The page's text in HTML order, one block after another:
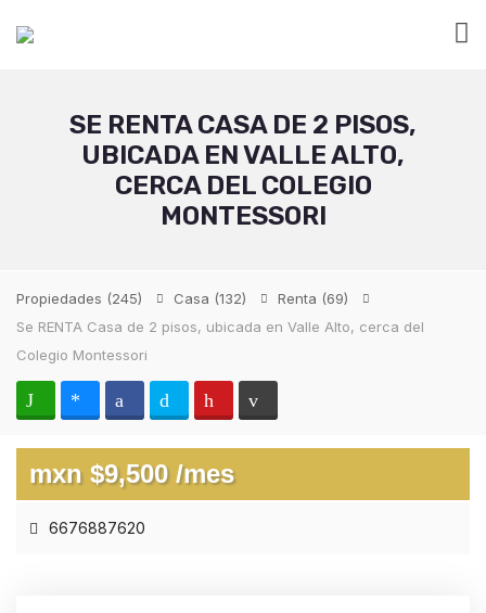
SE RENTA CASA DE 2 PISOS,
UBICADA EN VALLE ALTO,
CERCA DEL COLEGIO
MONTESSORI
Propiedades (245) Casa (132) Renta (69)
Se RENTA Casa de 2 pisos, ubicada en Valle Alto, cerca del
Colegio Montessori
mxn $9,500 /mes
6676887620